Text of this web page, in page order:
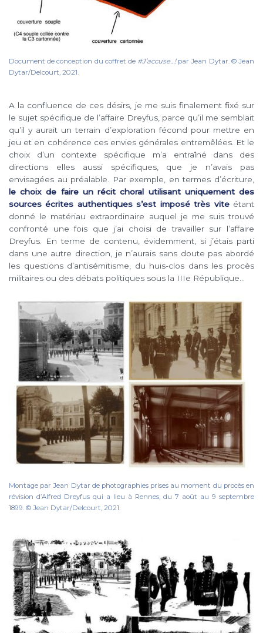
Document de conception du coffret de #J’accuse…!par Jean Dytar. © Jean
Dytar/Delcourt, 2021.
A la confluence de ces désirs, je me suis finalement fixé sur
le sujet spécifique de l’affaire Dreyfus, parce qu’il me semblait
qu’il y aurait un terrain d’exploration fécond pour mettre en
jeu et en cohérence ces envies générales entremêlées. Et le
choix d’un contexte spécifique m’a entraîné dans des
directions elles aussi spécifiques, que je n’avais pas
envisagées au préalable. Par exemple, en termes d’écriture,
le choix de faire un récit choral utilisant uniquement des
sources écrites authentiques s’est imposé très viteétant
donné le matériau extraordinaire auquel je me suis trouvé
confronté une fois que j’ai choisi de travailler sur l’affaire
Dreyfus. En terme de contenu, évidemment, si j’étais parti
dans une autre direction, je n’aurais sans doute pas abordé
les questions d’antisémitisme, du huis-clos dans les procès
militaires ou des débats politiques sous la IIIe République…
Montage par Jean Dytar de photographies prises au moment du procès en
révision d’Alfred Dreyfus qui a lieu à Rennes, du 7 août au 9 septembre
1899. © Jean Dytar/Delcourt, 2021.